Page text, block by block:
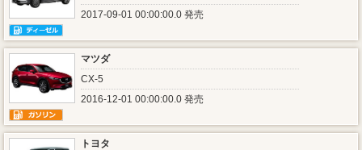
2017-09-01 00:00:00.0 発売
マツダ
CX-5
2016-12-01 00:00:00.0 発売
トヨタ